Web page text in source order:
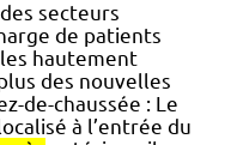
secteurs
de patients
hautement
des nouvelles
de-chaussée : Le
à l’entrée du